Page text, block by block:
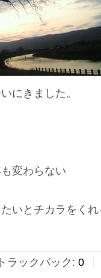
にきました。
変わらない
いとチカラをく
トラックバック: 0